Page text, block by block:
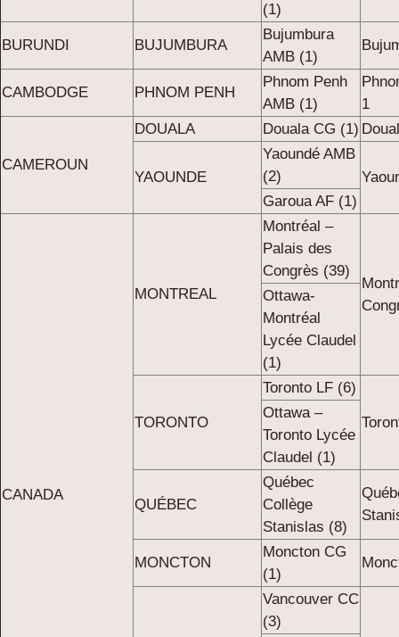
(1)
BURUNDI BUJUMBURA
Bujumbura
AMB (1)
CAMBODGE PHNOM PENH
Phnom Penh
AMB (1)
1
CAMEROUN
DOUALA Douala CG (1)
YAOUNDE
Yaoundé AMB
(2)
Garoua AF (1)
CANADA
MONTREAL
Montréal –
Palais des
Congrès (39)
Ottawa-
Montréal
Lycée Claudel
(1)
TORONTO
Toronto LF (6)
Ottawa –
Toronto Lycée
Claudel (1)
QUÉBEC
Québec
Collège
Stanislas (8)
MONCTON
Moncton CG
(1)
Vancouver CC
(3)